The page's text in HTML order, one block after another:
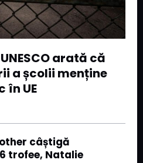
arată că
a școlii menține
în UE
câștigă
trofee, Natalie